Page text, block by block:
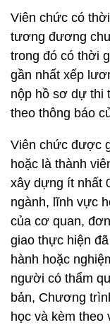
Viên chức có
tương đương
trong đó có thời
gần nhất xếp
nộp hồ sơ dự thi
theo thông báo
Viên chức được
hoặc là thành
xây dựng ít nhất
ngành, lĩnh vực
của cơ quan,
giao thực hiện
hành hoặc
người có thẩm
bản, Chương
học và kèm theo